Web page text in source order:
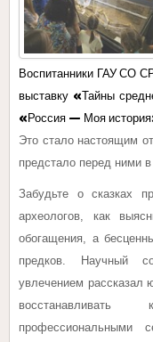
Воспитанники ГАУ СО
выставку «Тайны
«Россия — Моя
Это стало настоящим
предстало перед ними
Забудьте о сказках
археологов, как
обогащения, а
предков. Научный
увлечением рассказал
профессиональными